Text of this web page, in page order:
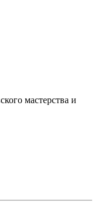
мастерства и